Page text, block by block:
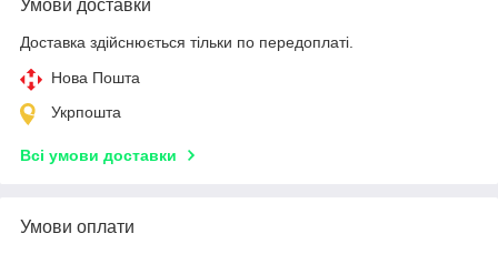
Умови доставки
Доставка здійснюється тільки по передоплаті.
Нова Пошта
Укрпошта
Всі умови доставки
Умови оплати